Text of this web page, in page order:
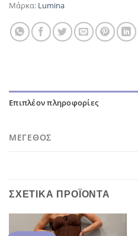
Μάρκα: Lumina
Επιπλέον πληροφορίες
ΜΈΓΕΘΟΣ
ΣΧΕΤΙΚΆ ΠΡΟΪΌΝΤΑ